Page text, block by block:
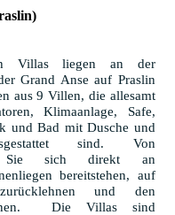
Villas liegen an der
Grand Anse auf Praslin
aus 9 Villen, die allesamt
Klimaanlage, Safe,
und Bad mit Dusche und
sind. Von
Sie sich direkt an
bereitstehen, auf
und den
Die Villas sind